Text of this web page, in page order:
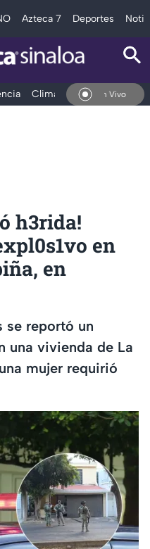
Azteca 7 Deportes
Clima Deportes
En Vivo
h3rida!
en
en
se reportó un
una vivienda de La
mujer requirió